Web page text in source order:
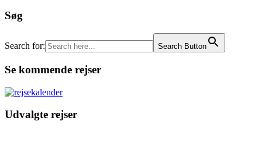
Søg
Search for: Search Button
Se kommende rejser
Udvalgte rejser